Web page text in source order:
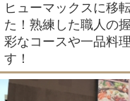
ヒューマックスに移
た！熟練した職人の
彩なコースや一品料
す！